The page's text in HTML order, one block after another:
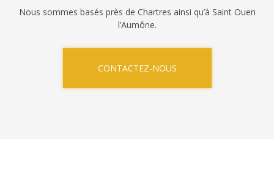
Nous sommes basés près de Chartres ainsi qu’à Saint Ouen
l’Aumône.
CONTACTEZ-NOUS